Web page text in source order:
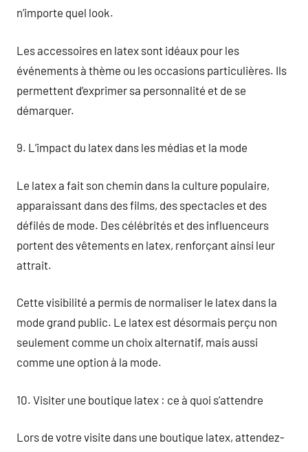
n’importe quel look.
Les accessoires en latex sont idéaux pour les
événements à thème ou les occasions particulières. Ils
permettent d’exprimer sa personnalité et de se
démarquer.
9. L’impact du latex dans les médias et la mode
Le latex a fait son chemin dans la culture populaire,
apparaissant dans des films, des spectacles et des
défilés de mode. Des célébrités et des influenceurs
portent des vêtements en latex, renforçant ainsi leur
attrait.
Cette visibilité a permis de normaliser le latex dans la
mode grand public. Le latex est désormais perçu non
seulement comme un choix alternatif, mais aussi
comme une option à la mode.
10. Visiter une boutique latex : ce à quoi s’attendre
Lors de votre visite dans une boutique latex, attendez-